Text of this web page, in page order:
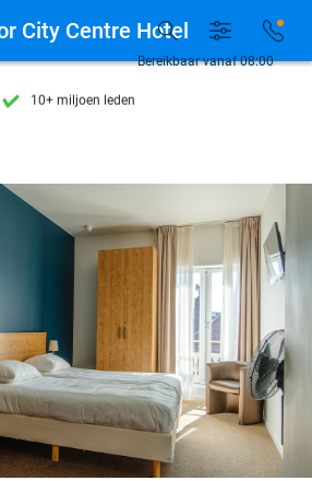
7 dagen per week beschikbaar
10+ miljoen leden
7 dagen per week beschikbaar
10+ miljoen leden
Bereikbaar vanaf 08:00
City Centre Hotel